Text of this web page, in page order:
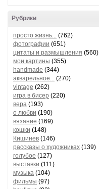
Рубрики
просто жизнь... (762)
фотографии (651)
цитаты и размышления (560)
мои картины (355)
handmade (344)
акварельное... (270)
vintage (262)
игра в бисер (220)
вера (193)
о любви (190)
вязание (169)
кошки (148)
Кишинев (146)
рассказы о художниках (139)
голубое (127)
выставки (111)
музыка (104)
фильмы (97)